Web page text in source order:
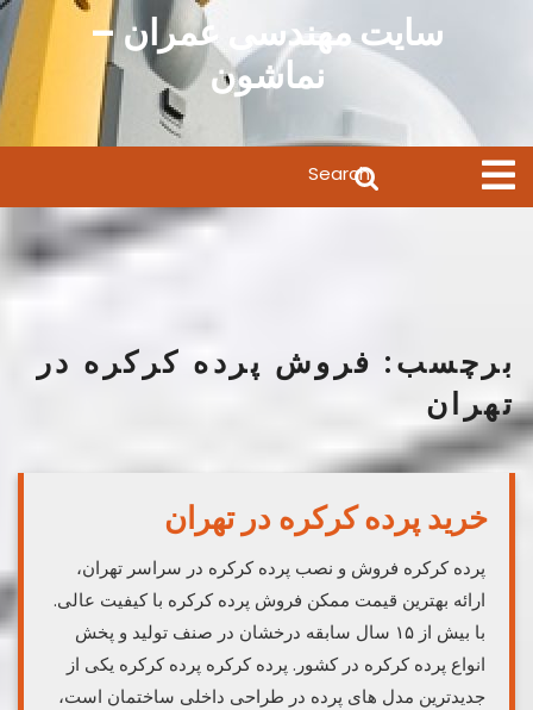
سایت مهندسی عمران –
نماشون
Open
Menu
for:
برچسب: فروش پرده کرکره در
تهران
خرید پرده کرکره در تهران
پرده کرکره فروش و نصب پرده کرکره در سراسر تهران،
ارائه بهترین قیمت ممکن فروش پرده کرکره با کیفیت عالی.
با بیش از ۱۵ سال سابقه درخشان در صنف تولید و پخش
انواع پرده کرکره در کشور. پرده کرکره پرده کرکره یکی از
جدیدترین مدل های پرده در طراحی داخلی ساختمان است،